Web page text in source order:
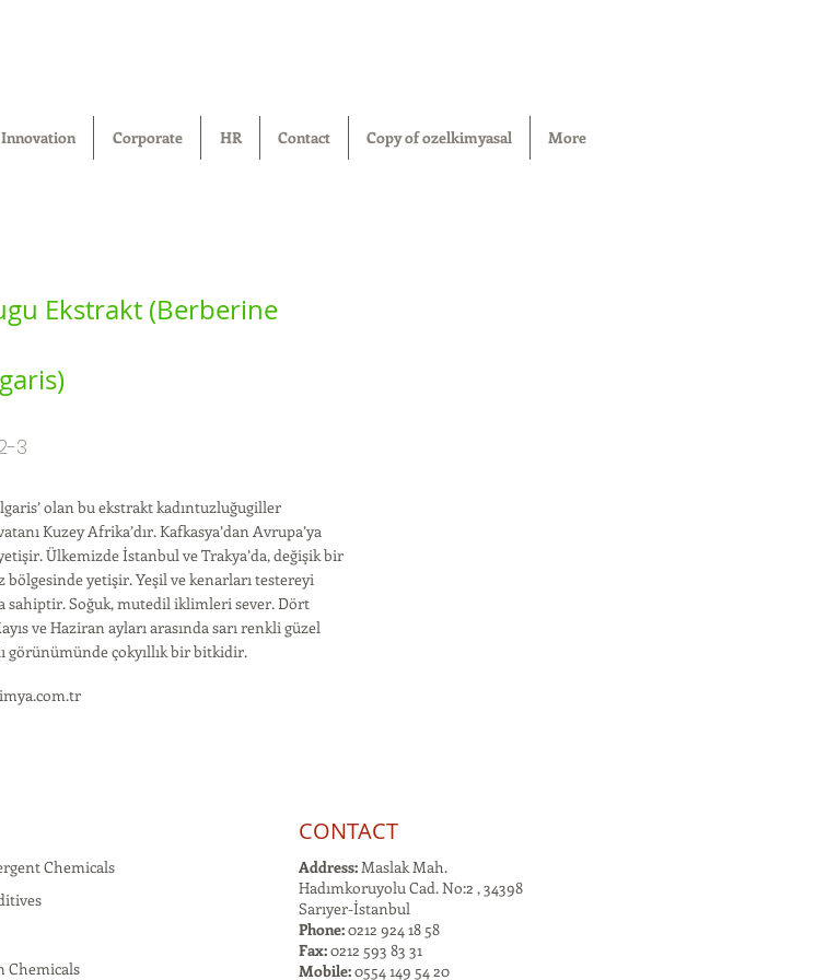
Corporate HR Contact Copy of ozelkimyasal More
Ekstrakt (Berberine
3
olan bu ekstrakt kadıntuzluğugiller
Kuzey Afrika’dır. Kafkasya’dan Avrupa’ya
Ülkemizde İstanbul ve Trakya’da, değişik bir
bölgesinde yetişir. Yeşil ve kenarları testereyi
sahiptir. Soğuk, mutedil iklimleri sever. Dört
ve Haziran ayları arasında sarı renkli güzel
görünümünde çokyıllık bir bitkidir.
Chemicals
Chemicals
CONTACT
Address:Maslak Mah.
Hadımkoruyolu Cad. No:2 , 34398
Sarıyer-İstanbul
Phone:0212 924 18 58
Fax:0212 593 83 31
Mobile:0554 149 54 20